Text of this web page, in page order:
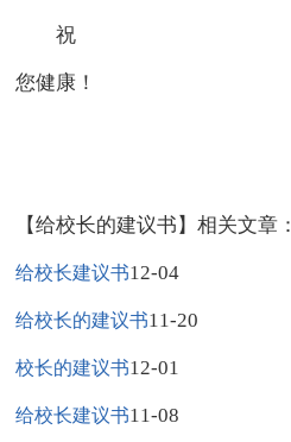
祝
您健康！
【给校长的建议书】相关文章：
给校长建议书12-04
给校长的建议书11-20
校长的建议书12-01
给校长建议书11-08